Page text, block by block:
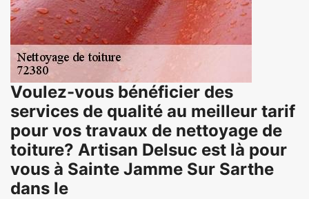
Voulez-vous bénéficier des
services de qualité au meilleur tarif
pour vos travaux de nettoyage de
toiture? Artisan Delsuc est là pour
vous à Sainte Jamme Sur Sarthe
dans le